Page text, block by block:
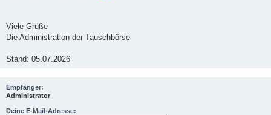
Viele Grüße
Die Administration der Tauschbörse
Stand: 05.07.2026
Empfänger:
Administrator
Deine E-Mail-Adresse: